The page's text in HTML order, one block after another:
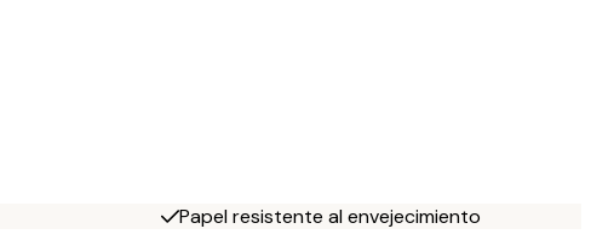
Papel resistente al envejecimiento